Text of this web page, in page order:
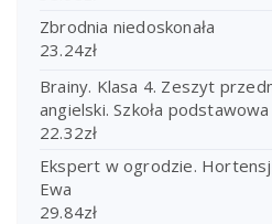
Zbrodnia niedoskonała
23.24zł
Brainy. Klasa 4. Zeszyt
angielski. Szkoła podstawowa
22.32zł
Ekspert w ogrodzie.
Ewa
29.84zł